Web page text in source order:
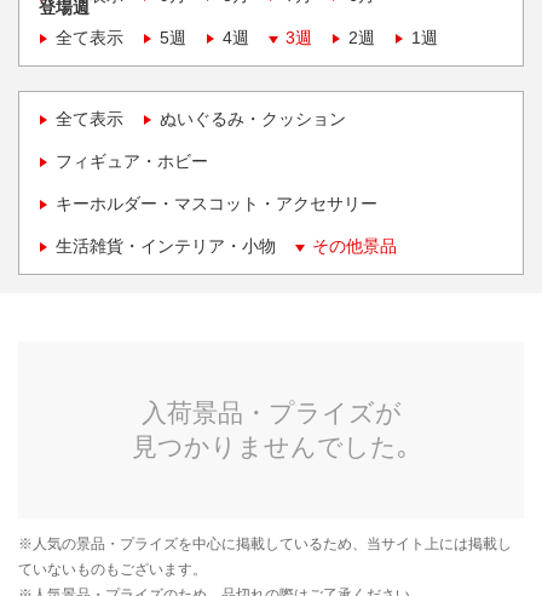
登場週
全て表示
5週 4週 3週 2週 1週
全て表示 ぬいぐるみ・クッション
フィギュア・ホビー
キーホルダー・マスコット・アクセサリー
生活雑貨・インテリア・小物 その他景品